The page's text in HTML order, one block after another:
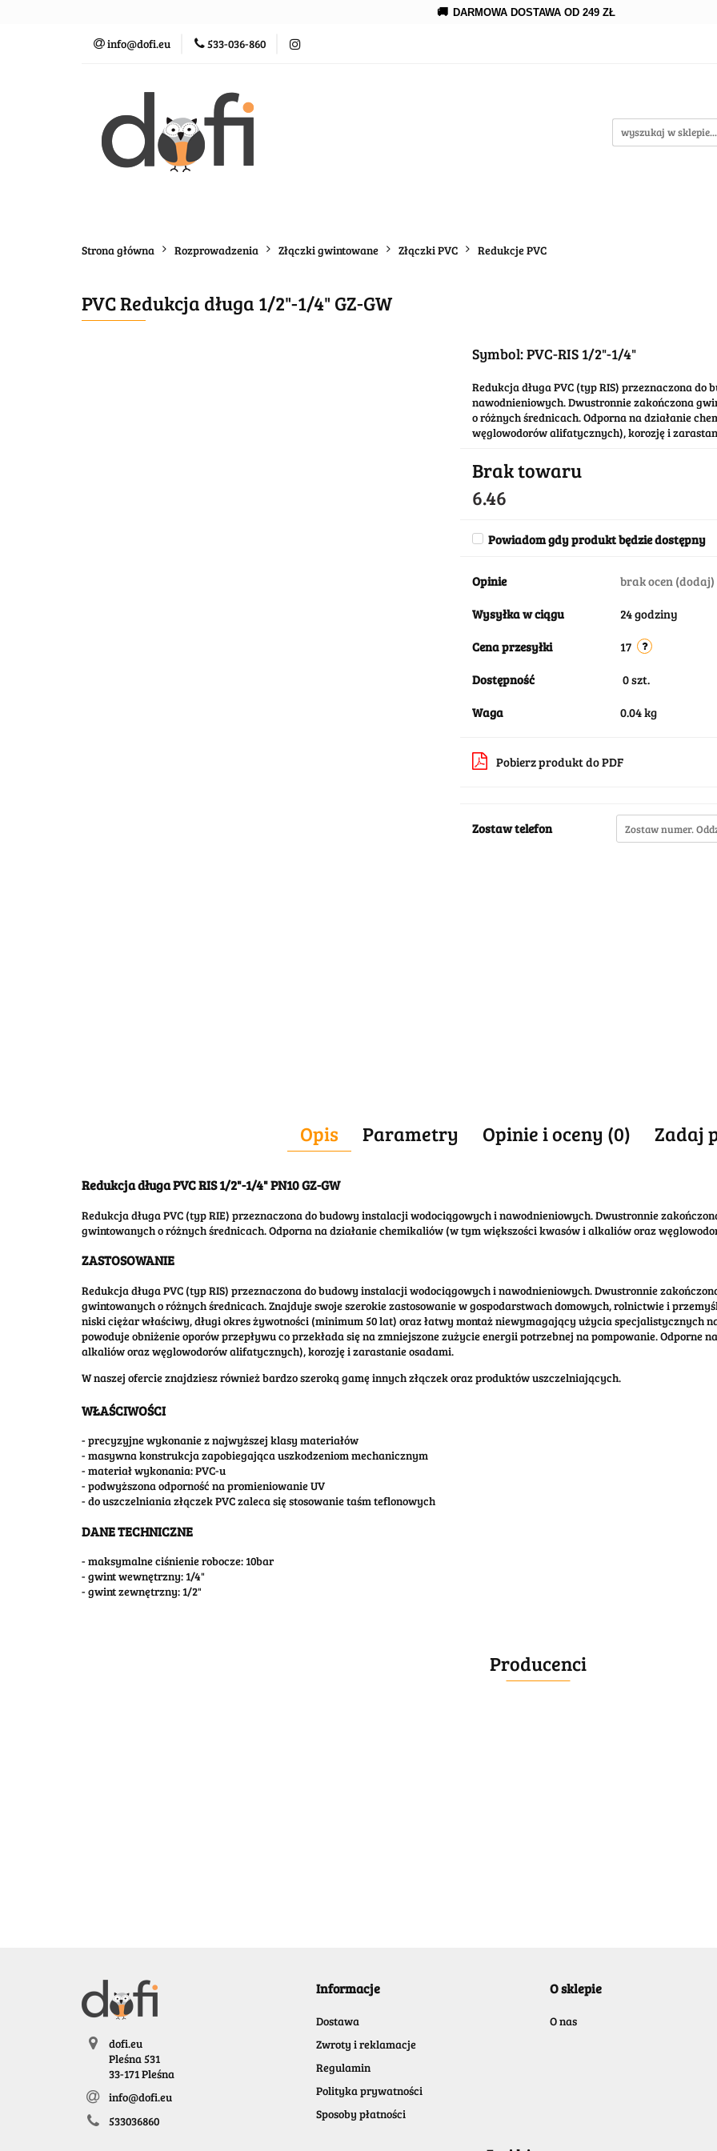
🚚 DARMOWA DOSTAWA OD 249 ZŁ
info@dofi.eu 533-036-860
Strona główna Rozprowadzenia Złączki gwintowane Złączki PVC Redukcje PVC
PVC Redukcja długa 1/2"-1/4" GZ-GW
Symbol:PVC-RIS 1/2"-1/4"
Redukcja długa PVC (typ RIS) przeznaczona
nawodnieniowych. Dwustronnie zakończona
o różnych średnicach. Odporna na działanie
węglowodorów alifatycznych), korozję i
Brak towaru
6.46
Powiadom gdy produkt będzie dostępny
Opinie brak ocen (dodaj)
Wysyłka w ciągu 24 godziny
Cena przesyłki 17
Dostępność 0szt.
Waga 0.04 kg
Pobierz produkt do PDF
Zostaw telefon
Opis Parametry Opinie i oceny (0) Zadaj
Redukcja długa PVC RIS 1/2"-1/4" PN10 GZ-GW
Redukcja długa PVC (typ RIE) przeznaczona do budowy instalacji wodociągowych i nawodnieniowych. Dwustronnie
gwintowanych o różnych średnicach. Odporna na działanie chemikaliów (w tym większości kwasów i alkaliów oraz
ZASTOSOWANIE
Redukcja długa PVC (typ RIS) przeznaczona do budowy instalacji wodociągowych i nawodnieniowych. Dwustronnie
gwintowanych o różnych średnicach. Znajduje swoje szerokie zastosowanie w gospodarstwach domowych, rolnictwie i
niski ciężar właściwy, długi okres żywotności (minimum 50 lat) oraz łatwy montaż niewymagający użycia specjalistycznych
powoduje obniżenie oporów przepływu co przekłada się na zmniejszone zużycie energii potrzebnej na pompowanie. Odporne
alkaliów oraz węglowodorów alifatycznych), korozję i zarastanie osadami.
W naszej ofercie znajdziesz również bardzo szeroką gamę innych złączek oraz produktów uszczelniających.
WŁAŚCIWOŚCI
- precyzyjne wykonanie z najwyższej klasy materiałów
- masywna konstrukcja zapobiegająca uszkodzeniom mechanicznym
- materiał wykonania: PVC-u
- podwyższona odporność na promieniowanie UV
- do uszczelniania złączek PVC zaleca się stosowanie taśm teflonowych
DANE TECHNICZNE
- maksymalne ciśnienie robocze: 10bar
- gwint wewnętrzny: 1/4"
- gwint zewnętrzny: 1/2"
Producenci
BENASSI/GALGI
dofi.eu
Pleśna 531
33-171 Pleśna
info@dofi.eu
533036860
Informacje
Dostawa
Zwroty i reklamacje
Regulamin
Polityka prywatności
Sposoby płatności
O sklepie
O nas